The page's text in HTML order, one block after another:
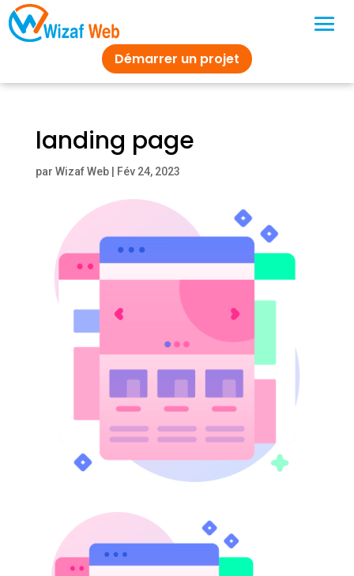
Démarrer un projet
landing page
par Wizaf Web| Fév 24, 2023